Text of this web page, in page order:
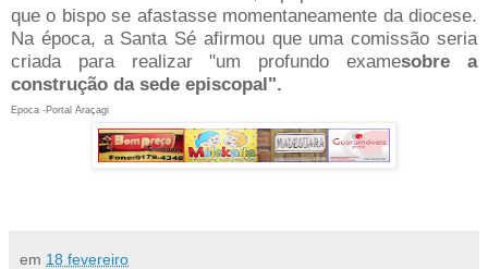
que o bispo se afastasse momentaneamente da diocese.
Na época, a Santa Sé afirmou que uma comissão seria
criada para realizar "um profundo examesobre a
construção da sede episcopal".
Epoca -Portal Araçagi
em 18 fevereiro